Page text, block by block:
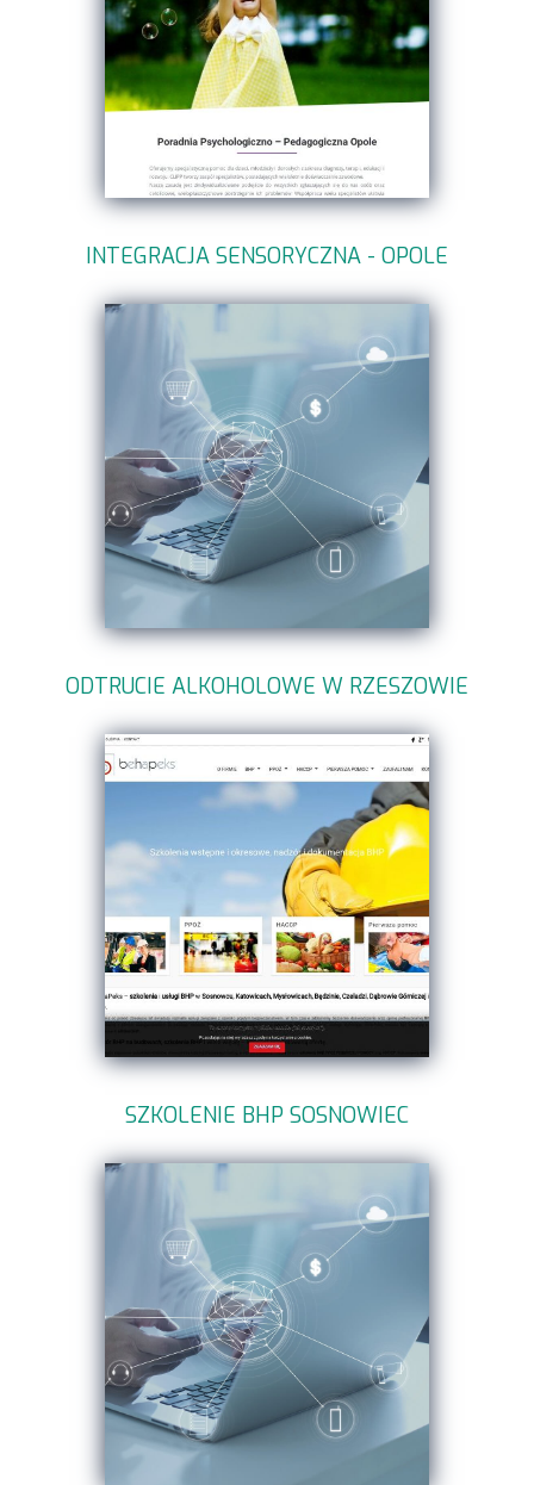
INTEGRACJA SENSORYCZNA - OPOLE
ODTRUCIE ALKOHOLOWE W RZESZOWIE
SZKOLENIE BHP SOSNOWIEC